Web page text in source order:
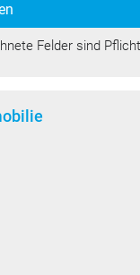
Felder sind